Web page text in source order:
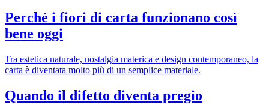
Perché i fiori di carta funzionano così
bene oggi
Tra estetica naturale, nostalgia materica e design contemporaneo, la
carta è diventata molto più di un semplice materiale.
Quando il difetto diventa pregio